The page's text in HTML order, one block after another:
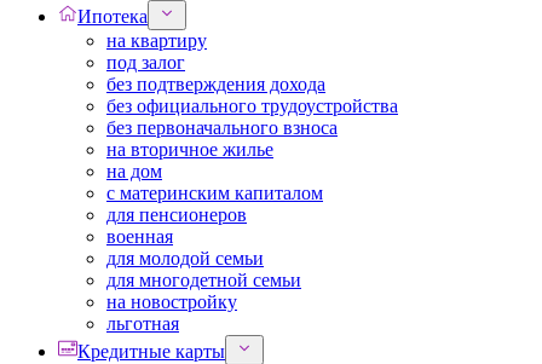
Ипотека
на квартиру
под залог
без подтверждения дохода
без официального трудоустройства
без первоначального взноса
на вторичное жилье
на дом
с материнским капиталом
для пенсионеров
военная
для молодой семьи
для многодетной семьи
на новостройку
льготная
Кредитные карты